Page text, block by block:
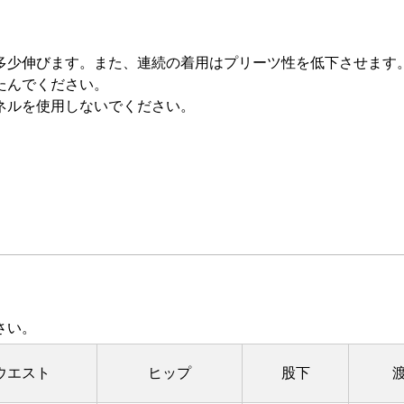
伸びます。また、連続の着用はプリーツ性を低下させます。
でください。
を使用しないでください。
。
エスト ヒップ 股下